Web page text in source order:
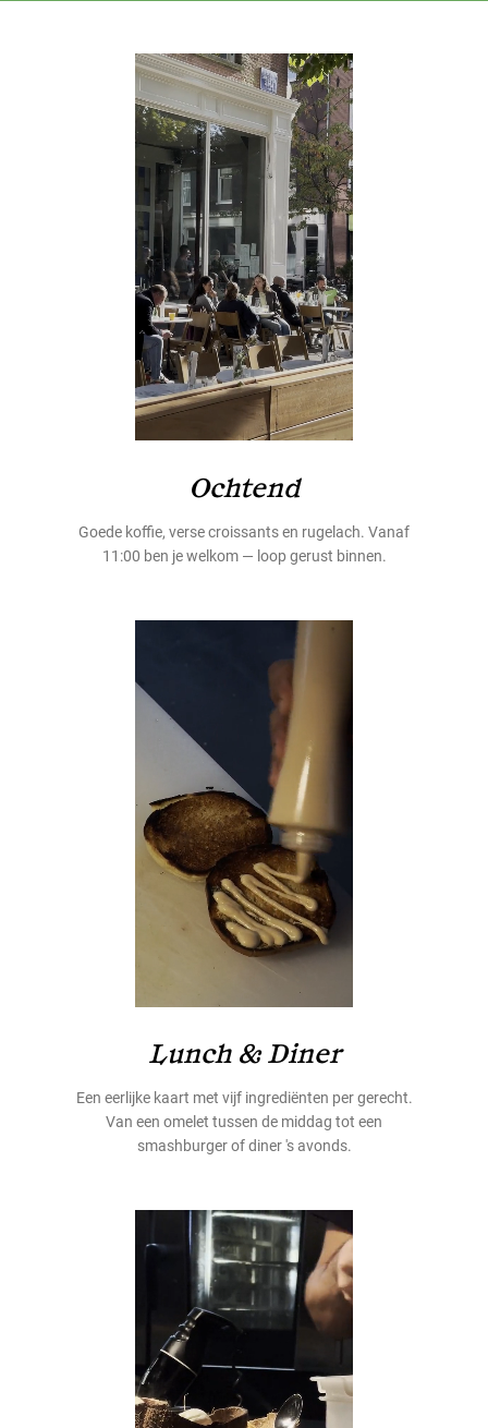
Ochtend
Goede koffie, verse croissants en rugelach. Vanaf
11:00 ben je welkom — loop gerust binnen.
Lunch & Diner
Een eerlijke kaart met vijf ingrediënten per gerecht.
Van een omelet tussen de middag tot een
smashburger of diner 's avonds.